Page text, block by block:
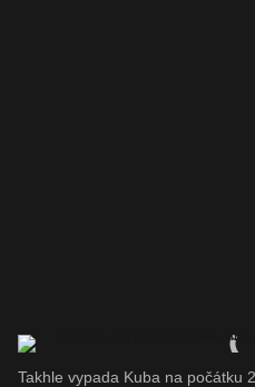
Takhle vypada Kuba na počátku